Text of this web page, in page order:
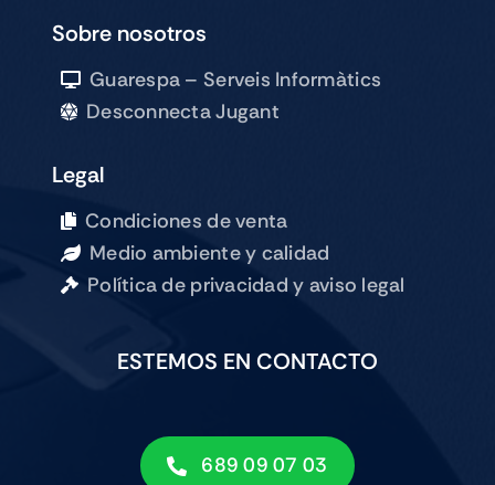
Sobre nosotros
Guarespa – Serveis Informàtics
Desconnecta Jugant
Legal
Condiciones de venta
Medio ambiente y calidad
Política de privacidad y aviso legal
ESTEMOS EN CONTACTO
689 09 07 03